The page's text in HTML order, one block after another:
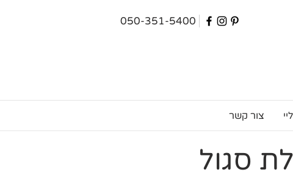
050-351-5400
צור קשר
סגול